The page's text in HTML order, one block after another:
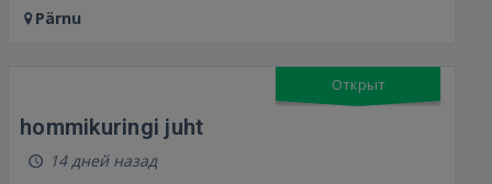
Pärnu
Открыт
hommikuringi juht
14 дней назад